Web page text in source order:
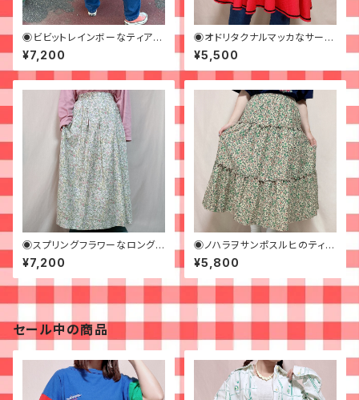
◉ビビットレインボーなティアー
ドスカート◉ 古着 カラフル サー
キュラー
¥7,200
◉オドリタクナルマッカなサーキ
ュラースカート◉古着 赤 フ
レア
¥5,500
◉スプリングフラワーなロングス
カート◉ 古着 花柄 チューリップ
カラフル
¥7,200
◉ノハラヲサンポスルヒのティア
ードスカート◉ 古着 花柄 ベ
ージュ
¥5,800
セール中の商品